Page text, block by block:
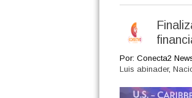
Por: Conecta2
Luis abinader,